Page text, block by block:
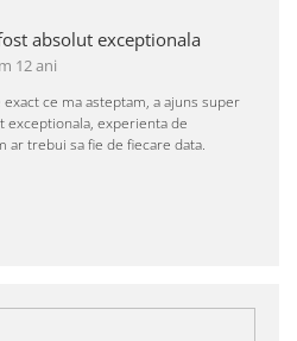
absolut exceptionala
12 ani
ce ma asteptam, a ajuns super
exceptionala, experienta de
trebui sa fie de fiecare data.